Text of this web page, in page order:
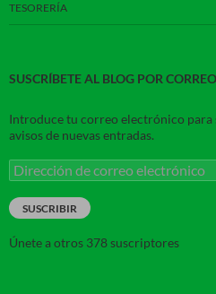
TESORERÍA
SUSCRÍBETE AL BLOG POR
Introduce tu correo electrónico
avisos de nuevas entradas.
Dirección
de
correo
electrónico
SUSCRIBIR
Únete a otros 378 suscriptores